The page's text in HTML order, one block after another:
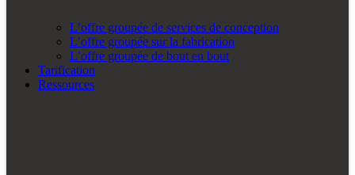
L’offre groupée de services de conception
L’offre groupée sur la fabrication
L’offre groupée de bout en bout
Tarification
Ressources